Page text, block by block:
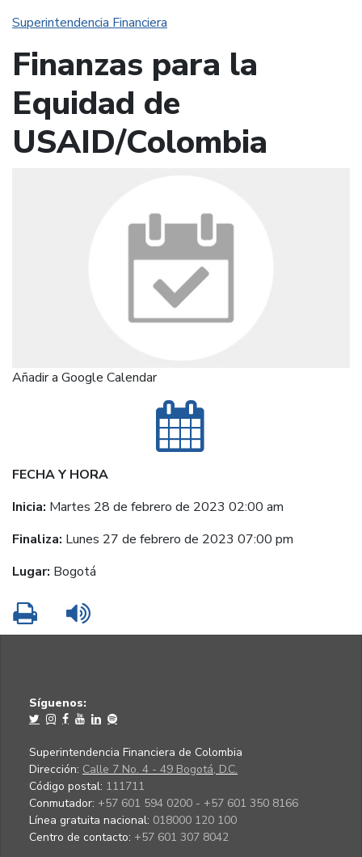
Superintendencia Financiera
Finanzas para la
Equidad de
USAID/Colombia
Añadir a Google Calendar
FECHA Y HORA
Inicia: Martes 28 de febrero de 2023 02:00 am
Finaliza: Lunes 27 de febrero de 2023 07:00 pm
Lugar: Bogotá
Imprimir
Síguenos:
Superintendencia Financiera de Colombia
Dirección: Calle 7 No. 4 - 49 Bogotá, D.C.
Código postal: 111711
Conmutador: +57 601 594 0200 - +57 601 350 8166
Línea gratuita nacional: 018000 120 100
Centro de contacto: +57 601 307 8042